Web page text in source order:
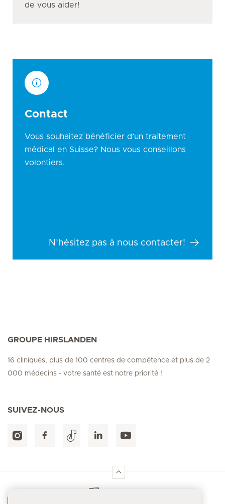
de vous aider!
Contact
Vous souhaitez bénéficier d’un traitement
médical en Suisse? Nous vous conseillons
volontiers.
N’hésitez pas à nous contacter!
GROUPE HIRSLANDEN
16 cliniques, plus de 100 centres de compétence et plus de 2
000 médecins - votre santé est notre priorité !
SUIVEZ-NOUS